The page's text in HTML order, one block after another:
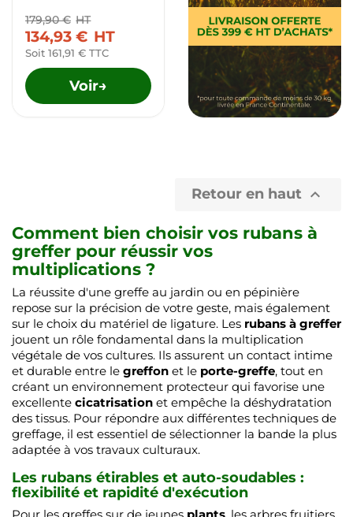
179,90 € HT
134,93 € HT
Soit 161,91 € TTC
Voir→
Retour en haut 
Comment bien choisir vos rubans à
greffer pour réussir vos
multiplications ?
La réussite d'une greffe au jardin ou en pépinière
repose sur la précision de votre geste, mais également
sur le choix du matériel de ligature. Les rubans à greffer
jouent un rôle fondamental dans la multiplication
végétale de vos cultures. Ils assurent un contact intime
et durable entre le greffon et le porte-greffe, tout en
créant un environnement protecteur qui favorise une
excellente cicatrisation et empêche la déshydratation
des tissus. Pour répondre aux différentes techniques de
greffage, il est essentiel de sélectionner la bande la plus
adaptée à vos travaux culturaux.
Les rubans étirables et auto-soudables :
flexibilité et rapidité d'exécution